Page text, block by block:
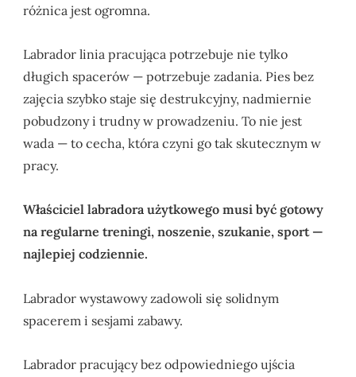
różnica jest ogromna.
Labrador linia pracująca potrzebuje nie tylko
długich spacerów — potrzebuje zadania. Pies bez
zajęcia szybko staje się destrukcyjny, nadmiernie
pobudzony i trudny w prowadzeniu. To nie jest
wada — to cecha, która czyni go tak skutecznym w
pracy.
Właściciel labradora użytkowego musi być gotowy
na regularne treningi, noszenie, szukanie, sport —
najlepiej codziennie.
Labrador wystawowy zadowoli się solidnym
spacerem i sesjami zabawy.
Labrador pracujący bez odpowiedniego ujścia